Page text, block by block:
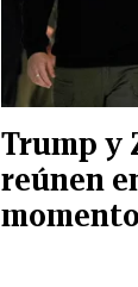
Trump y
reúnen